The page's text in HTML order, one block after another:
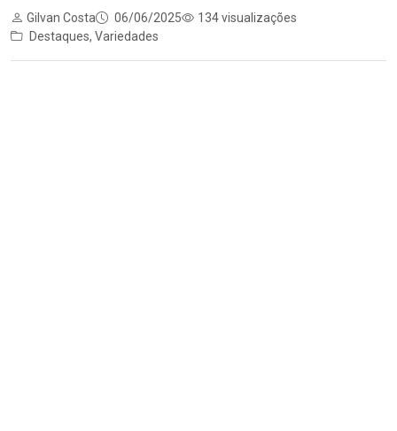
Gilvan Costa 06/06/2025
134 visualizações
Destaques, Variedades